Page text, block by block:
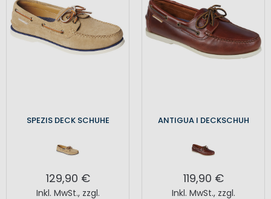
SPEZIS DECK SCHUHE
129,90 €
Inkl. MwSt., zzgl.
ANTIGUA I DECKSCHUH
119,90 €
Inkl. MwSt., zzgl.